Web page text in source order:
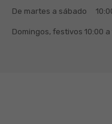
De martes a sábado
Domingos, festivos 10:00 a